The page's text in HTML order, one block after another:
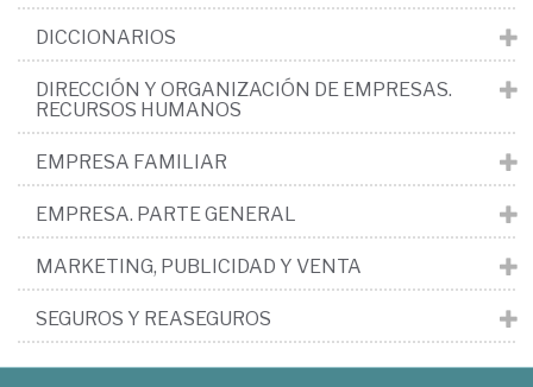
DICCIONARIOS
DIRECCIÓN Y ORGANIZACIÓN DE EMPRESAS.
RECURSOS HUMANOS
EMPRESA FAMILIAR
EMPRESA. PARTE GENERAL
MARKETING, PUBLICIDAD Y VENTA
SEGUROS Y REASEGUROS